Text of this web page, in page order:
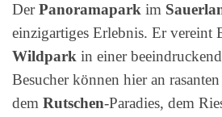
DerPanoramapark im
einzigartiges Erlebnis. Er vereint
Wildpark in einer
Besucher können hier an
dem Rutschen-Paradies, dem